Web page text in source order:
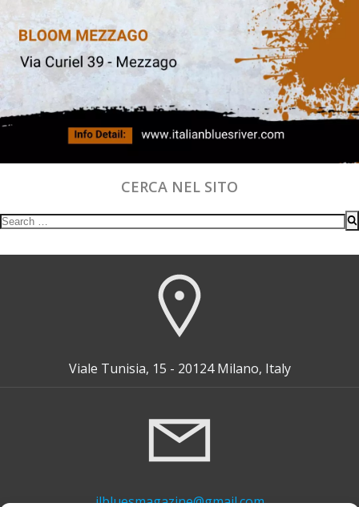
CERCA NEL SITO
Search
Viale Tunisia, 15 - 20124 Milano, Italy
ilbluesmagazine@gmail.com